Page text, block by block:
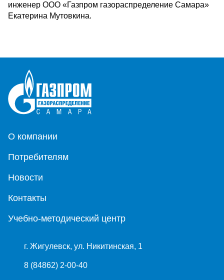
инженер ООО «Газпром газораспределение Самара»
Екатерина Мутовкина.
О компании
Потребителям
Новости
Контакты
Учебно-методический центр
г. Жигулевск, ул. Никитинская, 1
8 (84862) 2-00-40